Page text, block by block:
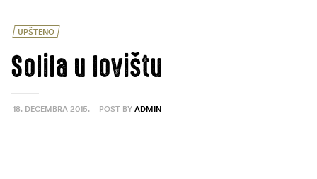
UPŠTENO
18. DECEMBRA 2015. POST BY ADMIN
Solila u lovištu